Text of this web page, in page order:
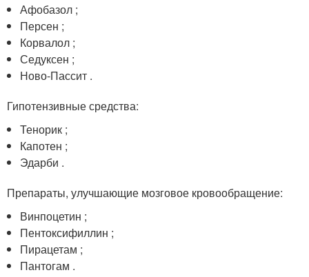
Афобазол ;
Персен ;
Корвалол ;
Седуксен ;
Ново-Пассит .
Гипотензивные средства:
Тенорик ;
Капотен ;
Эдарби .
Препараты, улучшающие мозговое кровообращение:
Винпоцетин ;
Пентоксифиллин ;
Пирацетам ;
Пантогам .